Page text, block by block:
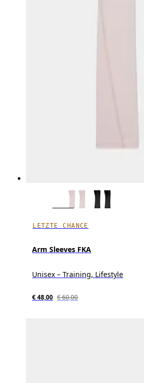
LETZTE CHANCE
Arm Sleeves FKA
Unisex – Training, Lifestyle
€ 48,00 € 60,00